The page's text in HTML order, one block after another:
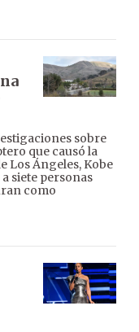
sobre
que causó la
Los Ángeles, Kobe
siete personas
como